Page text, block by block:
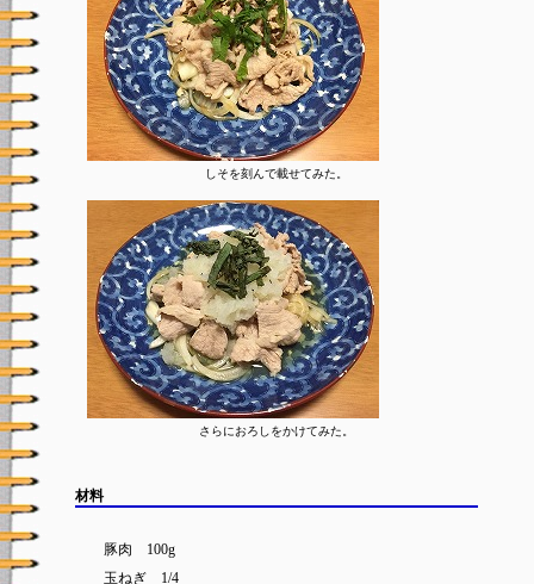
しそを刻んで載せてみた。
さらにおろしをかけてみた。
材料
豚肉 100g
玉ねぎ 1/4